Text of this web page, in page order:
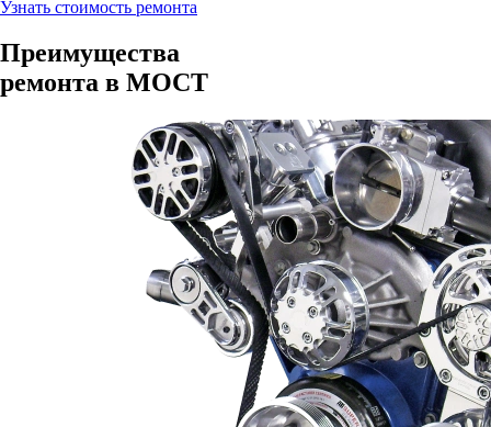
Узнать стоимость ремонта
Преимущества
ремонта в МОСТ